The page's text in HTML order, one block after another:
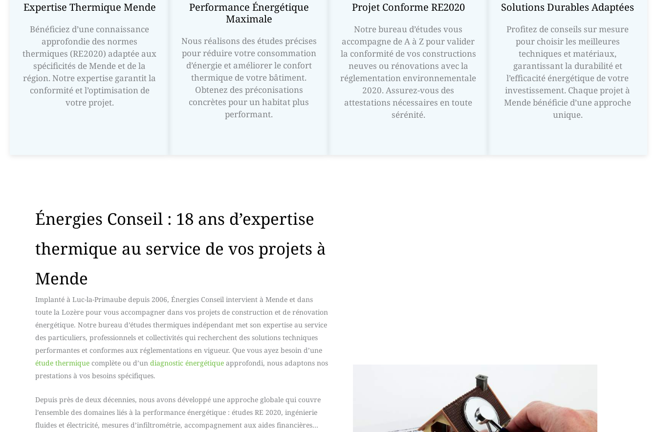
Expertise Thermique Mende
Bénéficiez d’une connaissance
approfondie des normes
thermiques (RE2020) adaptée aux
spécificités de Mende et de la
région. Notre expertise garantit la
conformité et l’optimisation de
votre projet.
Performance Énergétique
Maximale
Nous réalisons des études précises
pour réduire votre consommation
d’énergie et améliorer le confort
thermique de votre bâtiment.
Obtenez des préconisations
concrètes pour un habitat plus
performant.
Projet Conforme RE2020
Notre bureau d’études vous
accompagne de A à Z pour valider
la conformité de vos constructions
neuves ou rénovations avec la
réglementation environnementale
2020. Assurez-vous des
attestations nécessaires en toute
sérénité.
Solutions Durables Adaptées
Profitez de conseils sur mesure
pour choisir les meilleures
techniques et matériaux,
garantissant la durabilité et
l’efficacité énergétique de votre
investissement. Chaque projet à
Mende bénéficie d’une approche
unique.
Énergies Conseil : 18 ans d’expertise
thermique au service de vos projets à
Mende
Implanté à Luc-la-Primaube depuis 2006, Énergies Conseil intervient à Mende et dans
toute la Lozère pour vous accompagner dans vos projets de construction et de rénovation
énergétique. Notre bureau d’études thermiques indépendant met son expertise au service
des particuliers, professionnels et collectivités qui recherchent des solutions techniques
performantes et conformes aux réglementations en vigueur. Que vous ayez besoin d’une
étude thermique complète ou d’un diagnostic énergétique approfondi, nous adaptons nos
prestations à vos besoins spécifiques.
Depuis près de deux décennies, nous avons développé une approche globale qui couvre
l’ensemble des domaines liés à la performance énergétique : études RE 2020, ingénierie
fluides et électricité, mesures d’infiltrométrie, accompagnement aux aides financières…